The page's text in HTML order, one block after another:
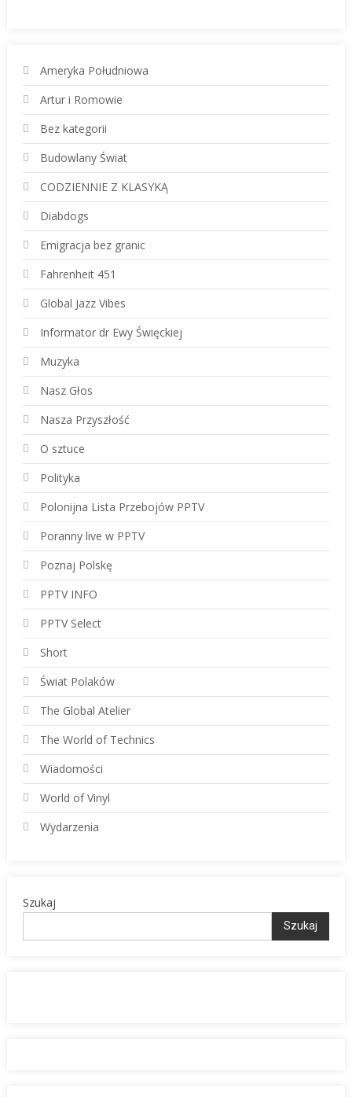
Ameryka Południowa
Artur i Romowie
Bez kategorii
Budowlany Świat
CODZIENNIE Z KLASYKĄ
Diabdogs
Emigracja bez granic
Fahrenheit 451
Global Jazz Vibes
Informator dr Ewy Święckiej
Muzyka
Nasz Głos
Nasza Przyszłość
O sztuce
Polityka
Polonijna Lista Przebojów PPTV
Poranny live w PPTV
Poznaj Polskę
PPTV INFO
PPTV Select
Short
Świat Polaków
The Global Atelier
The World of Technics
Wiadomości
World of Vinyl
Wydarzenia
Szukaj
Szukaj